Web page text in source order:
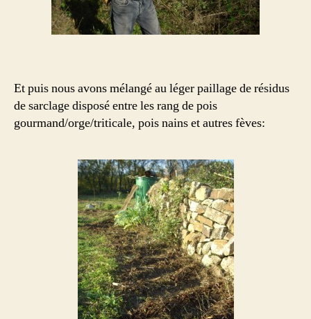
Et puis nous avons mélangé au léger paillage de résidus
de sarclage disposé entre les rang de pois
gourmand/orge/triticale, pois nains et autres fèves: